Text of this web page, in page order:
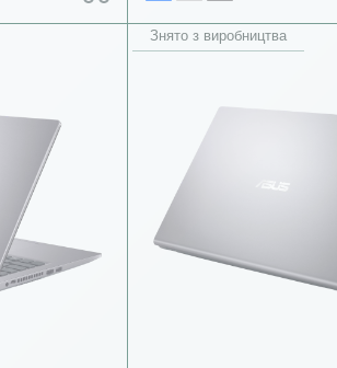
Знято з виробництва